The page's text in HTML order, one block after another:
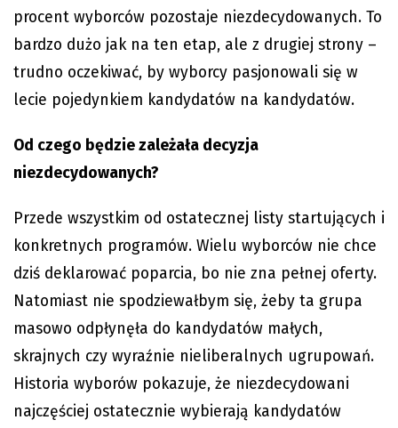
procent wyborców pozostaje niezdecydowanych. To
bardzo dużo jak na ten etap, ale z drugiej strony –
trudno oczekiwać, by wyborcy pasjonowali się w
lecie pojedynkiem kandydatów na kandydatów.
Od czego będzie zależała decyzja
niezdecydowanych?
Przede wszystkim od ostatecznej listy startujących i
konkretnych programów. Wielu wyborców nie chce
dziś deklarować poparcia, bo nie zna pełnej oferty.
Natomiast nie spodziewałbym się, żeby ta grupa
masowo odpłynęła do kandydatów małych,
skrajnych czy wyraźnie nieliberalnych ugrupowań.
Historia wyborów pokazuje, że niezdecydowani
najczęściej ostatecznie wybierają kandydatów